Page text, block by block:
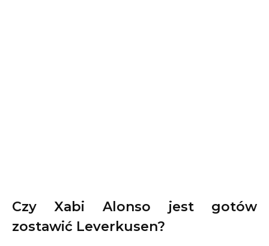
Czy Xabi Alonso jest gotów
zostawić Leverkusen?